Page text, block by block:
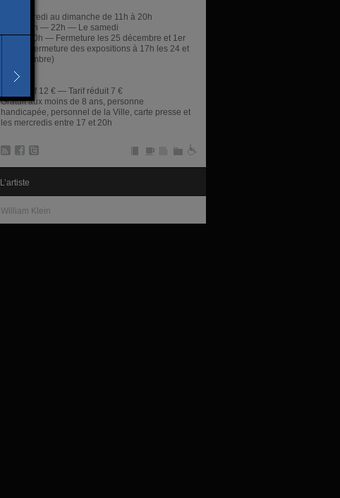
Du mercredi au dimanche de 11h à 20h
Jeudi 11h — 22h — Le samedi
10h — 20h — Fermeture les 25 décembre et 1er
janvier (fermeture des expositions à 17h les 24 et
31 décembre)
Tarifs
Plein tarif 12 € — Tarif réduit 7 €
Gratuit aux moins de 8 ans, personne
handicapée, personnel de la Ville, carte presse et
les mercredis entre 17 et 20h
L’artiste
William Klein